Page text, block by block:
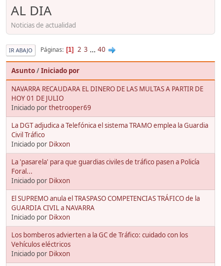
AL DIA
Noticias de actualidad
IR ABAJO Páginas 1 2 3 ... 40
Asunto/Iniciado por
NAVARRA RECAUDARA EL DINERO DE LAS MULTAS A PARTIR DE
HOY 01 DE JULIO
Iniciado porthetrooper69
La DGT adjudica a Telefónica el sistema TRAMO emplea la Guardia
Civil Tráfico
Iniciado por Dikxon
La 'pasarela' para que guardias civiles de tráfico pasen a Policía
Foral...
Iniciado por Dikxon
El SUPREMO anula el TRASPASO COMPETENCIAS TRÁFICO de la
GUARDIA CIVIL a NAVARRA
Iniciado por Dikxon
Los bomberos advierten a la GC de Tráfico: cuidado con los
Vehículos eléctricos
Iniciado por Dikxon